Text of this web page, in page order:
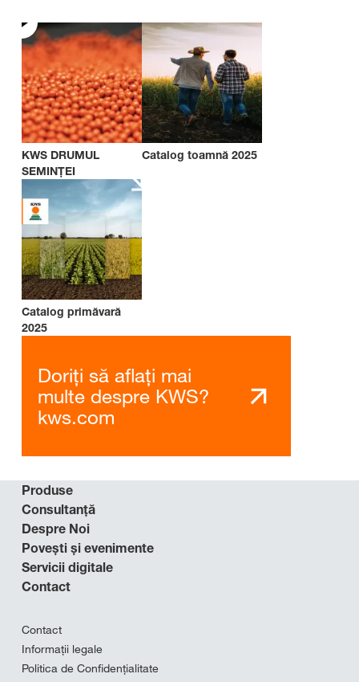
KWS DRUMUL
SEMINȚEI
Catalog toamnă 2025
Catalog primăvară
2025
Doriți să aflați mai
multe despre KWS?
kws.com
Produse
Consultanță
Despre Noi
Povești și evenimente
Servicii digitale
Contact
Contact
Informații legale
Politica de Confidențialitate